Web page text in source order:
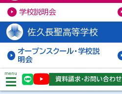
学校説明会
佐久長聖高等学校
オープンスクール・学校説
明会
menu
資料請求・お問い合わせ